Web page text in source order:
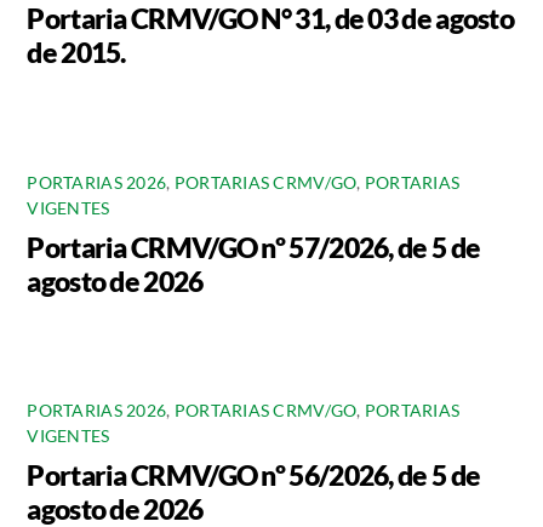
Portaria CRMV/GO N° 31, de 03 de agosto
de 2015.
PORTARIAS 2026, PORTARIAS CRMV/GO, PORTARIAS
VIGENTES
Portaria CRMV/GO nº 57/2026, de 5 de
agosto de 2026
PORTARIAS 2026, PORTARIAS CRMV/GO, PORTARIAS
VIGENTES
Portaria CRMV/GO nº 56/2026, de 5 de
agosto de 2026